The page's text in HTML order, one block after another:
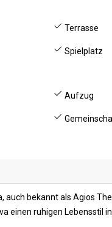
Terrasse
Spielplatz
Aufzug
auch bekannt als Agios
einen ruhigen